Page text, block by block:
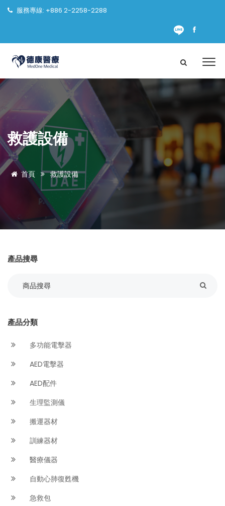
服務專線: +886 2-2258-2288
救護設備
首頁 救護設備
產品搜尋
產品分類
多功能電擊器
AED電擊器
AED配件
生理監測儀
搬運器材
訓練器材
醫療儀器
自動心肺復甦機
急救包